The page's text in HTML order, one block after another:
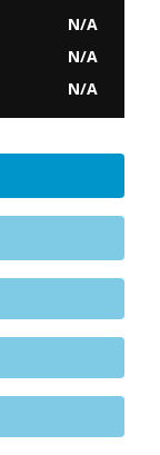
N/A
N/A
N/A